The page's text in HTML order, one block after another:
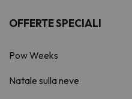
OFFERTE SPECIALI
Pow Weeks
Natale sulla neve